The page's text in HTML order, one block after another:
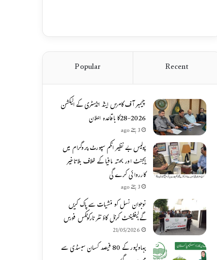
Recent
Popular
چیمبر آف کامرس اینڈ انڈسٹری کے الیکشن
2026-28کا باقاعدہ اعلان
3 ہفتے ago
پولیس بے نظیر انکم سپورٹ پروگرام میں
ایجنٹ اور بھتہ مافیا کے خلاف بلاتاخیر
کارروائی کرے گی
3 ہفتے ago
نوجوان نسل کو منشیات سے پاک کریں
گے،لیفٹیننٹ کرنل کاؤنٹر نارکوٹکس فورس
21/05/2026
بہاولپور کے 80 فیصد کسان سبسڈی سے